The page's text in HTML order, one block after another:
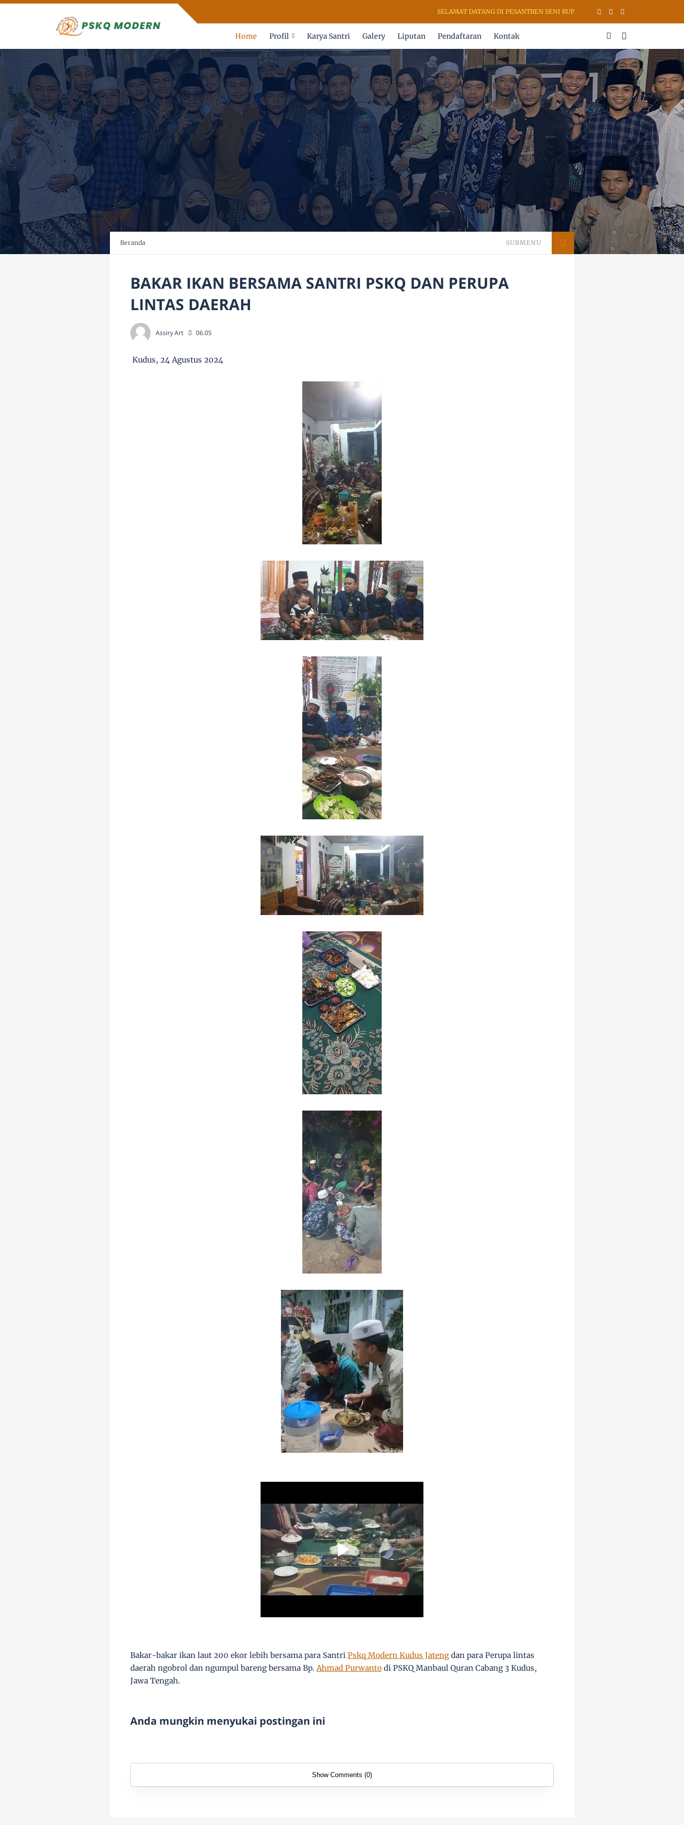
SELAMAT DATANG DI PESANTREN SENI RUPA & KALIGRAFI AL QURAN (PSKQ
Home Profil Karya Santri Galery Liputan Pendaftaran Kontak
Beranda SUBMENU
BAKAR IKAN BERSAMA SANTRI PSKQ DAN PERUPA
LINTAS DAERAH
Assiry Art 06.05
Kudus, 24 Agustus 2024
Bakar-bakar ikan laut 200 ekor lebih bersama para Santri Pskq Modern Kudus Jateng dan para Perupa lintas
daerah ngobrol dan ngumpul bareng bersama Bp.Ahmad Purwanto di PSKQ Manbaul Quran Cabang 3 Kudus,
Jawa Tengah.
Anda mungkin menyukai postingan ini
Show Comments (0)